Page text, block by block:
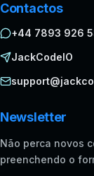
Contactos
+44 7893 926
JackCodeIO
Newsletter
Não perca novos
preenchendo o